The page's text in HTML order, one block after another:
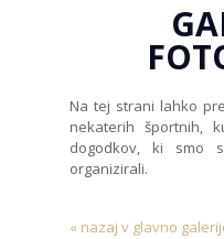
Na tej strani lahko
nekaterih športnih,
dogodkov, ki smo
organizirali.
« nazaj v glavno